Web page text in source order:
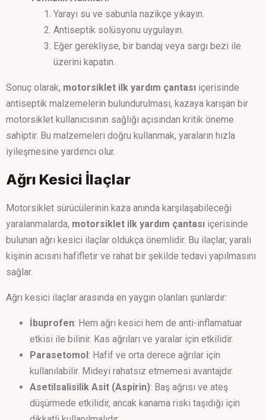
Yarayı su ve sabunla nazikçe yıkayın.
Antiseptik solüsyonu uygulayın.
Eğer gerekliyse, bir bandaj veya sargı bezi ile
üzerini kapatın.
Sonuç olarak, motorsiklet ilk yardım çantası içerisinde
antiseptik malzemelerin bulundurulması, kazaya karışan bir
motorsiklet kullanıcısının sağlığı açısından kritik öneme
sahiptir. Bu malzemeleri doğru kullanmak, yaraların hızla
iyileşmesine yardımcı olur.
Ağrı Kesici İlaçlar
Motorsiklet sürücülerinin kaza anında karşılaşabileceği
yaralanmalarda, motorsiklet ilk yardım çantası içerisinde
bulunan ağrı kesici ilaçlar oldukça önemlidir. Bu ilaçlar, yaralı
kişinin acısını hafifletir ve rahat bir şekilde tedavi yapılmasını
sağlar.
Ağrı kesici ilaçlar arasında en yaygın olanları şunlardır:
İbuprofen: Hem ağrı kesici hem de anti-inflamatuar
etkisi ile bilinir. Kas ağrıları ve yaralar için etkilidir.
Parasetomol: Hafif ve orta derece ağrılar için
kullanılabilir. Mideyi rahatsız etmemesi avantajdır.
Asetilsalisilik Asit (Aspirin): Baş ağrısı ve ateş
düşürmede etkilidir, ancak kanama riski taşıdığı için